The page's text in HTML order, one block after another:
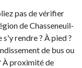
pas de vérifier
de Chasseneuil-
rendre ? À pied ?
de bus ou
À proximité de